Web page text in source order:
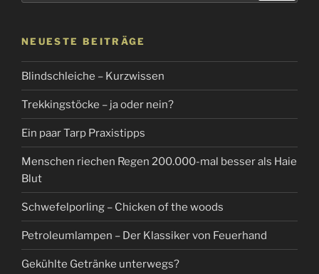
NEUESTE BEITRÄGE
Blindschleiche – Kurzwissen
Trekkingstöcke – ja oder nein?
Ein paar Tarp Praxistipps
Menschen riechen Regen 200.000-mal besser als Haie
Blut
Schwefelporling – Chicken of the woods
Petroleumlampen – Der Klassiker von Feuerhand
Gekühlte Getränke unterwegs?